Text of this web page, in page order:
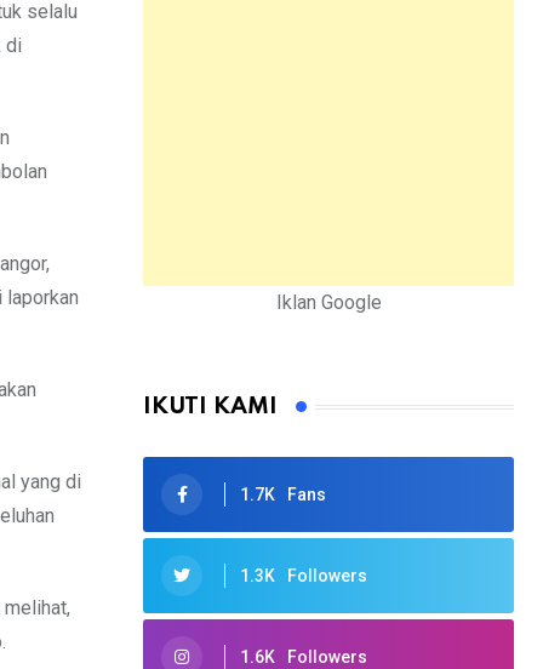
selalu
di
laporkan
yang di
Iklan Google
IKUTI KAMI
1.7K Fans
1.3K Followers
1.6K Followers